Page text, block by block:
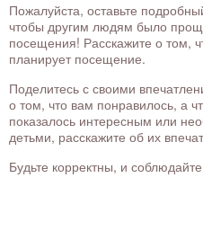
Пожалуйста, оставьте
чтобы другим людям было
посещения! Расскажите о том,
планирует посещение.
Поделитесь с своими
о том, что вам понравилось, а
показалось интересным или
детьми, расскажите об их
Будьте корректны, и